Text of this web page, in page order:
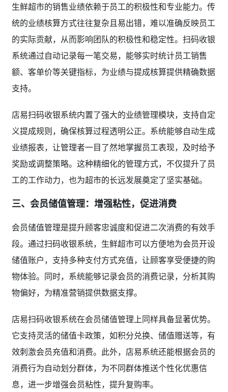
生鲜超市的销售业绩依赖于员工的积极性和专业能力。传
统的业绩核算方式往往复杂且易出错，难以准确反映员工
的实际贡献，从而影响团队的积极性和稳定性。扫码收银
系统通过自动记录每一笔交易，能够实时统计员工销售
额、客单价等关键指标，为业绩与提成核算提供精确数据
支持。
店易扫码收银系统内置了强大的业绩管理模块，支持自定
义提成规则，确保核算过程透明公正。系统能够自动生成
业绩报表，让管理者一目了然地掌握员工表现，及时给予
奖励或调整策略。这种精细化的管理方式，不仅提升了员
工的工作动力，也为超市的长远发展奠定了坚实基础。
三、会员储值管理：增强粘性，促进消费
会员储值管理是提升顾客忠诚度和促进二次消费的有效手
段。通过扫码收银系统，生鲜超市可以方便地为会员开设
储值账户，支持多种支付方式充值，让顾客享受便捷的购
物体验。同时，系统能够记录会员的消费记录，分析其购
物偏好，为精准营销提供数据支撑。
店易扫码收银系统在会员储值管理上同样具备显著优势。
它支持灵活的储值卡政策，如积分兑换、储值赠送等，有
效刺激会员充值和消费。此外，店易系统还能根据会员的
消费行为自动划分群体，为不同群体推送个性化优惠信
息，进一步增强会员粘性，提升复购率。